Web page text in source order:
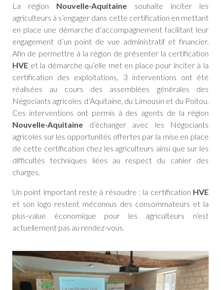
La région Nouvelle-Aquitaine souhaite inciter les
agriculteurs à s’engager dans cette certification en mettant
en place une démarche d’accompagnement facilitant leur
engagement d’un point de vue administratif et financier.
Afin de permettre à la région de présenter la certification
HVE et la démarche qu’elle met en place pour inciter à la
certification des exploitations, 3 interventions ont été
réalisées au cours des assemblées générales des
Négociants agricoles d’Aquitaine, du Limousin et du Poitou.
Ces interventions ont permis à des agents de la région
Nouvelle-Aquitaine d’échanger avec les Négociants
agricoles sur les opportunités offertes par la mise en place
de cette certification chez les agriculteurs ainsi que sur les
difficultés techniques liées au respect du cahier des
charges.
Un point important reste à résoudre : la certification HVE
et son logo restent méconnus des consommateurs et la
plus-value économique pour les agriculteurs n’est
actuellement pas au rendez-vous.